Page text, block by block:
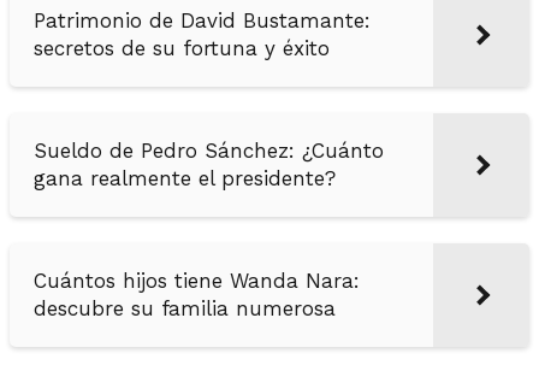
Patrimonio de David Bustamante:
secretos de su fortuna y éxito
Sueldo de Pedro Sánchez: ¿Cuánto
gana realmente el presidente?
Cuántos hijos tiene Wanda Nara:
descubre su familia numerosa